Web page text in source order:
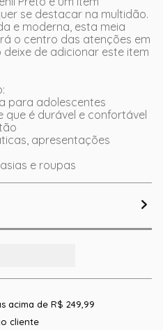
se destacar na multidão.
e moderna, esta meia
o centro das atenções em
de adicionar este item
para adolescentes
é durável e confortável
apresentações
e roupas
acima de R$ 249,99
cliente